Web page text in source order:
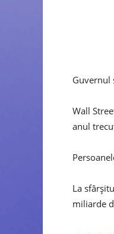
Guvernul
Wall
anul
La
miliarde